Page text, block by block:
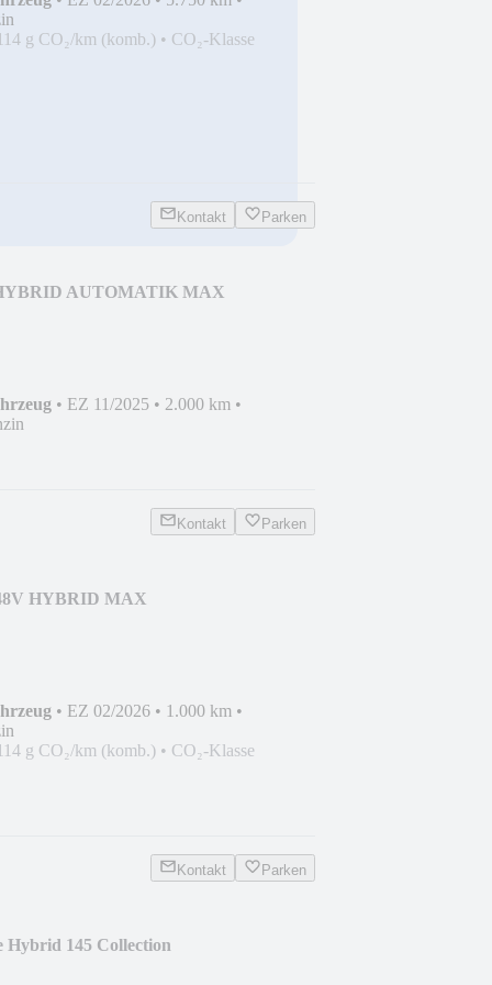
g CO₂/km (komb.) • CO₂-Klasse
Kontakt Parken
AUTOMATIK MAX
• EZ 11/2025 • 2.000 km •
Kontakt Parken
HYBRID MAX
• EZ 02/2026 • 1.000 km •
g CO₂/km (komb.) • CO₂-Klasse
Kontakt Parken
Hybrid 145 Collection